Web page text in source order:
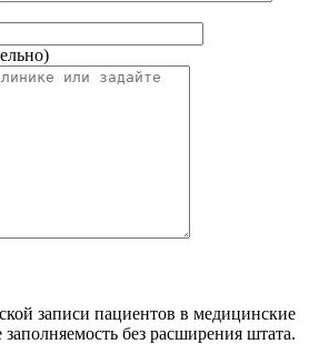
записи пациентов в медицинские
без расширения штата.